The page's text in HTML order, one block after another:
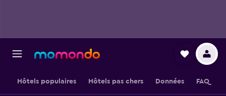
Hôtels populaires Hôtels pas chers Données FAQ